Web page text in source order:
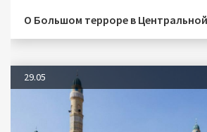
О Большом терроре в
29.05